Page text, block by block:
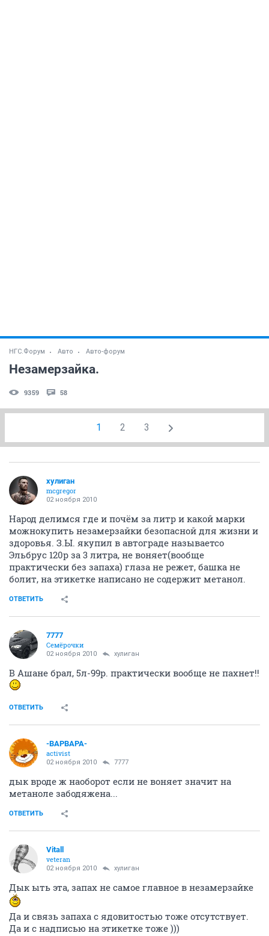
НГС.Форум Авто Авто-форум
Незамерзайка.
9359 58
1 2 3
хулиган
mcgregor
02 ноября 2010
Народ делимся где и почём за литр и какой марки
можнокупить незамерзайки безопасной для жизни и
здоровья. З.Ы. якупил в автограде называетсо
Эльбрус 120р за 3 литра, не воняет(вообще
практически без запаха) глаза не режет, башка не
болит, на этикетке написано не содержит метанол.
ОТВЕТИТЬ
7777
Семёрочки
02 ноября 2010 хулиган
В Ашане брал, 5л-99р. практически вообще не пахнет!!
ОТВЕТИТЬ
-ВАРВАРА-
activist
02 ноября 2010 7777
дык вроде ж наоборот если не воняет значит на
метаноле забодяжена...
ОТВЕТИТЬ
Vitall
veteran
02 ноября 2010 хулиган
Дык ыть эта, запах не самое главное в незамерзайке
Да и связь запаха с ядовитостью тоже отсутствует.
Да и с надписью на этикетке тоже )))